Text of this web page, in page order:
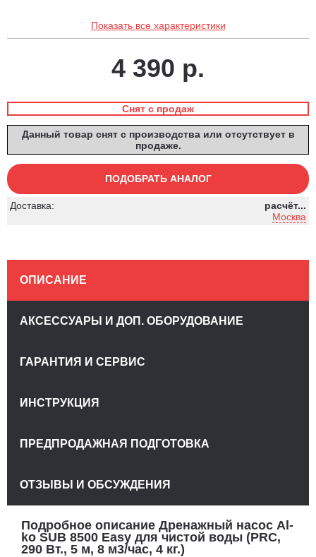
Показать все характеристики
4 390 р.
Снят с продаж
Данный товар снят с производства или отсутствует в
продаже.
ПОДОБРАТЬ АНАЛОГ
Доставка:
расчёт...
Москва
Подробное описание Дренажный насос Al-
ko SUB 8500 Easy для чистой воды (PRC,
290 Вт., 5 м, 8 м3/час, 4 кг.)
ОПИСАНИЕ
АКСЕССУАРЫ И ДОП. ОБОРУДОВАНИЕ
ГАРАНТИЯ И СЕРВИС
ИНСТРУКЦИЯ
ПРЕДПРОДАЖНАЯ ПОДГОТОВКА
ОТЗЫВЫ И ОБСУЖДЕНИЯ